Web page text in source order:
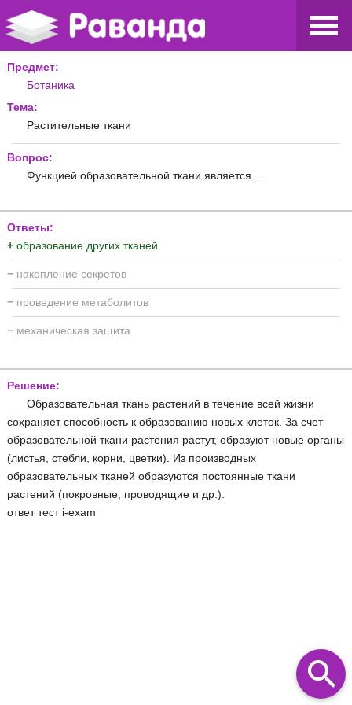
Предмет:
Ботаника
Тема:
Растительные ткани
Вопрос:
Функцией образовательной ткани является …
Ответы:
+ образование других тканей
− накопление секретов
− проведение метаболитов
− механическая защита
Решение:
Образовательная ткань растений в течение всей жизни
сохраняет способность к образованию новых клеток. За счет
образовательной ткани растения растут, образуют новые органы
(листья, стебли, корни, цветки). Из производных
образовательных тканей образуются постоянные ткани
растений (покровные, проводящие и др.).
ответ тест i-exam